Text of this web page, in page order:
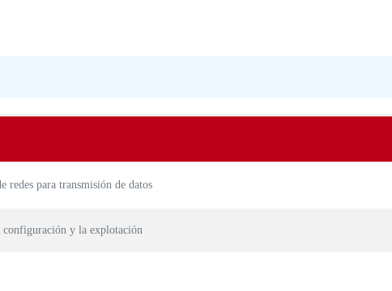
redes para transmisión de datos
configuración y la explotación